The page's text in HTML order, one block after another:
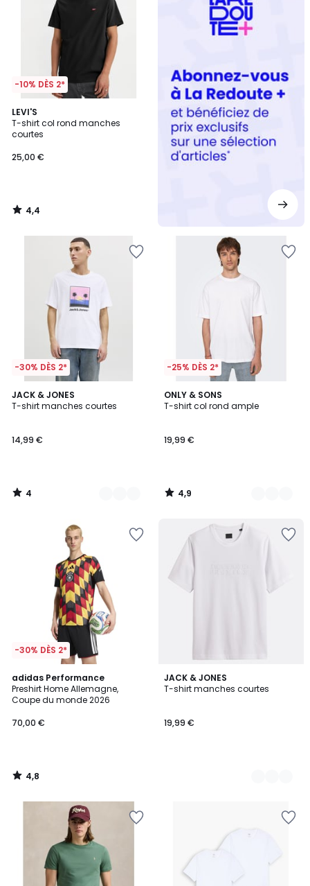
-10% DÈS 2*
LEVI'S
T-shirt col rond manches
courtes
25,00 €
4,4
/ 5
4,4
/
-30% DÈS 2*
JACK & JONES
T-shirt manches courtes
14,99 €
4
/
4
Couleurs
4
/
-25% DÈS 2*
ONLY & SONS
T-shirt col rond ample
19,99 €
4,9
/ 5
6
Couleurs
4,9
/
-30% DÈS 2*
adidas Performance
Preshirt Home Allemagne,
Coupe du monde 2026
70,00 €
4,8
/ 5
4,8
/
JACK & JONES
T-shirt manches courtes
19,99 €
2
Couleurs